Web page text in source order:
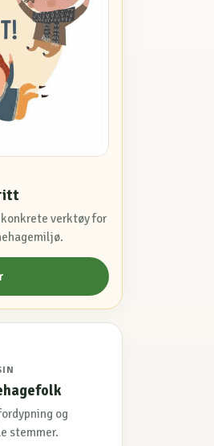
verktøy for
og
stemmer.